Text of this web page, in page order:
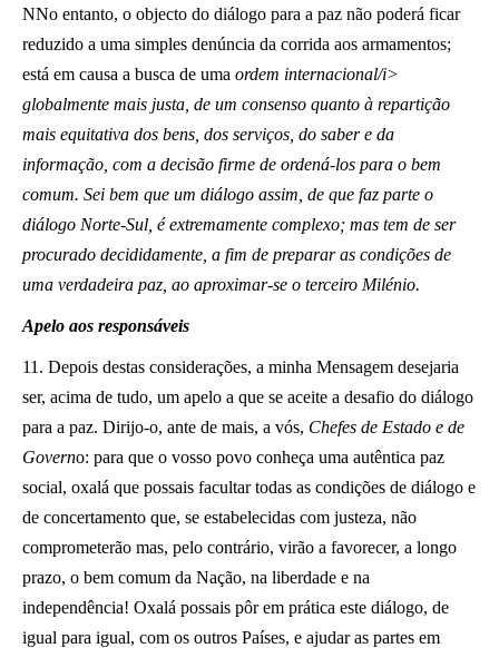
NNo entanto, o objecto do diálogo para a paz não poderá ficar
reduzido a uma simples denúncia da corrida aos armamentos;
está em causa a busca de uma ordem internacional/i>
globalmente mais justa, de um consenso quanto à repartição
mais equitativa dos bens, dos serviços, do saber e da
informação, com a decisão firme de ordená-los para o bem
comum. Sei bem que um diálogo assim, de que faz parte o
diálogo Norte-Sul, é extremamente complexo; mas tem de ser
procurado decididamente, a fim de preparar as condições de
uma verdadeira paz, ao aproximar-se o terceiro Milénio.
Apelo aos responsáveis
11. Depois destas considerações, a minha Mensagem desejaria
ser, acima de tudo, um apelo a que se aceite a desafio do diálogo
para a paz. Dirijo-o, ante de mais, a vós, Chefes de Estado e de
Governo: para que o vosso povo conheça uma autêntica paz
social, oxalá que possais facultar todas as condições de diálogo e
de concertamento que, se estabelecidas com justeza, não
comprometerão mas, pelo contrário, virão a favorecer, a longo
prazo, o bem comum da Nação, na liberdade e na
independência! Oxalá possais pôr em prática este diálogo, de
igual para igual, com os outros Países, e ajudar as partes em